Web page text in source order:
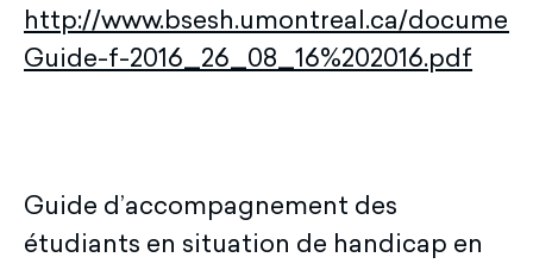
http://www.bsesh.umontreal.ca/
Guide-f-2016_26_08_16%202016.pdf
Guide d’accompagnement des
étudiants en situation de handicap en